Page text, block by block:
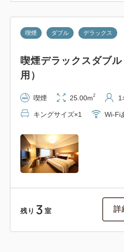
喫煙 ダブル デラックス
喫煙デラックスダブ
用）
喫煙 25.00m2 1
キングサイズ×1 Wi-Fi
残り 3 室 詳